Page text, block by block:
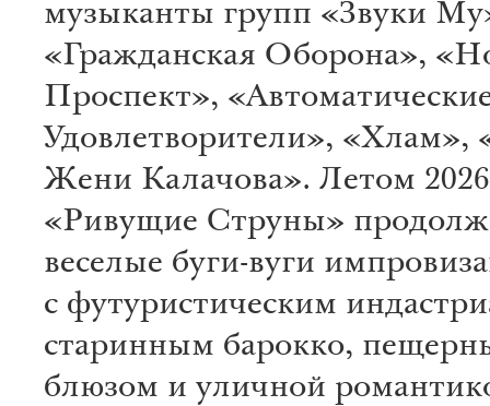
музыканты групп «Звуки
«Гражданская Оборона»,
Проспект»,
Удовлетворители», «Хлам»,
Жени Калачова». Летом
«Ривущие Струны»
веселые буги-вуги
с футуристическим
старинным барокко,
блюзом и уличной